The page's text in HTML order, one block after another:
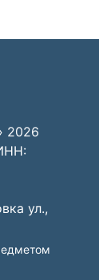
2026
ул.,